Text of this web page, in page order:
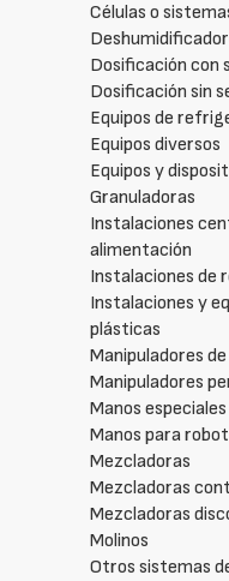
Células o
Dosificación con
Dosificación sin
Equipos de
Equipos diversos
Equipos y
Granuladoras
Instalaciones
alimentación
Instalaciones de
Instalaciones y
plásticas
Manipuladores
Manipuladores
Manos
Manos para
Mezcladoras
Mezcladoras
Mezcladoras
Molinos
Otros sistemas